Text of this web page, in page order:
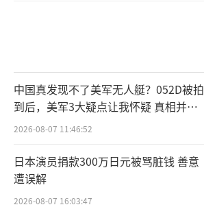
中国真发现不了美军无人艇？052D被拍
到后，美军3大疑点让我怀疑 真相并非
如此
2026-08-07 11:46:52
日本演员捐款300万日元被骂脏钱 善意
遭误解
2026-08-07 16:03:47